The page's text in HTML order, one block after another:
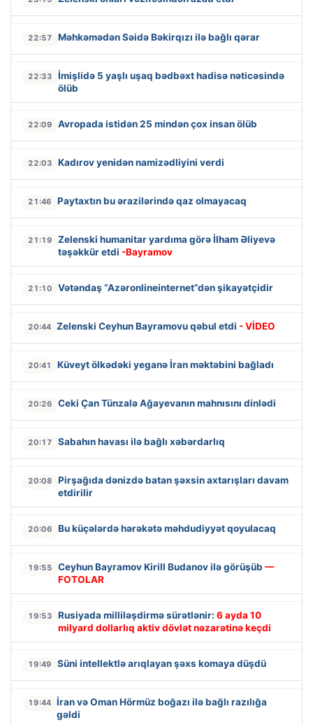
22:57 Məhkəmədən Səidə Bəkirqızı ilə bağlı qərar
22:33
İmişlidə 5 yaşlı uşaq bədbəxt hadisə nəticəsində
ölüb
22:09 Avropada istidən 25 mindən çox insan ölüb
22:03 Kadırov yenidən namizədliyini verdi
21:46 Paytaxtın bu ərazilərində qaz olmayacaq
21:19
Zelenski humanitar yardıma görə İlham Əliyevə
təşəkkür etdi -Bayramov
21:10 Vətəndaş “Azəronlineinternet”dən şikayətçidir
20:44 Zelenski Ceyhun Bayramovu qəbul etdi - VİDEO
20:41 Küveyt ölkədəki yeganə İran məktəbini bağladı
20:26 Ceki Çan Tünzalə Ağayevanın mahnısını dinlədi
20:17 Sabahın havası ilə bağlı xəbərdarlıq
20:08
Pirşağıda dənizdə batan şəxsin axtarışları davam
etdirilir
20:06 Bu küçələrdə hərəkətə məhdudiyyət qoyulacaq
19:55 Ceyhun Bayramov Kirill Budanov ilə görüşüb —
FOTOLAR
19:53 Rusiyada milliləşdirmə sürətlənir: 6 ayda 10
milyard dollarlıq aktiv dövlət nəzarətinə keçdi
19:49 Süni intellektlə arıqlayan şəxs komaya düşdü
19:44 İran və Oman Hörmüz boğazı ilə bağlı razılığa
gəldi